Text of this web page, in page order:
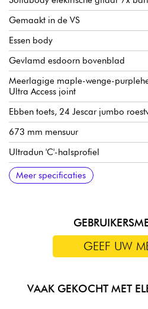
Gemaakt in de VS
Essen body
Gevlamd esdoorn bovenblad
Meerlagige maple-wenge-
Ultra Access joint
Ebben toets, 24 Jescar jumbo
673 mm mensuur
Ultradun 'C'-halsprofiel
Halsdikte 1e fret 19 mm
Halsdikte 12e fret 20 mm
Radius toets / hybride radius 12"-
Halsbreedte 1e fret 48 mm
Lundgren M7 humbucker-elementen
Volume
Schakelaar spoel-split
Pickupschakelaar met 3x posities
9-volt batterijvak
Hipshot Ibby HM Gitaarbrug vaste
Hipshot Grip-Lock stemmechanieken
Meer specificaties
GEEF UW
VAAK GEKOCHT MET